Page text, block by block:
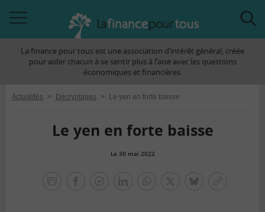
àLa finance pour tous est une association d’intérêt général, créée
pour aider chacun à se sentir plus à l’aise avec les questions
économiques et financières.
Actualités > Décryptages > Le yen en forte baisse
Le yen en forte baisse
Le 30 mai 2022